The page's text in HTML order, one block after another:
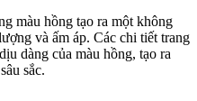
màu hồng tạo ra một không
và ấm áp. Các chi tiết trang
dàng của màu hồng, tạo ra
sắc.